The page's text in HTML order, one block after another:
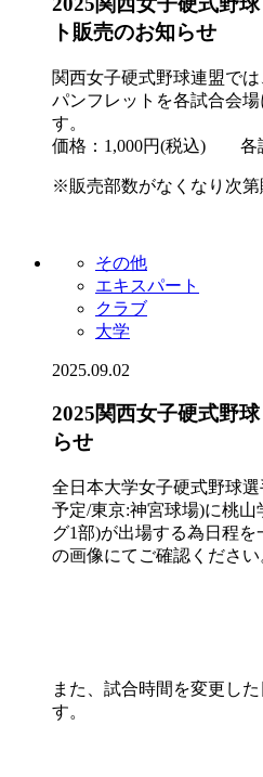
ト販売のお知らせ
関西女子硬式野球連盟で
パンフレットを各試合会
す。
価格：1,000円(税込) 各
※販売部数がなくなり次
その他
エキスパート
クラブ
大学
2025.09.02
2025関西女子硬式野
らせ
全日本大学女子硬式野球選
予定/東京:神宮球場)に桃
グ1部)が出場する為日程
の画像にてご確認ください
また、試合時間を変更し
す。